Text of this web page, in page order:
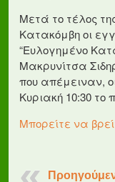
Μετά το τέλος
Κατακόμβη οι
“Ευλογημένο
Μακρυνίτσα
που απέμειναν,
Κυριακή 10:30 το
Μπορείτε να